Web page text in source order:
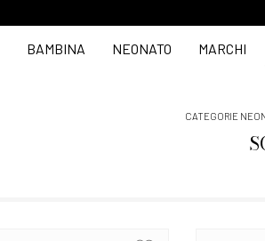
BAMBINA NEONATO MARCHI
CATEGORIE